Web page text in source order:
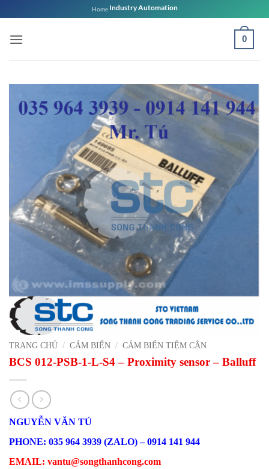
qua
nội
Home Industry Automation
0
TRANG CHỦ / CẢM BIẾN / CẢM BIẾN TIỆM CẬN
BCS 012-PSB-1-L-S4 – Proximity sensor – Balluff
NGUYỄN VĂN TÚ
PHONE: 035 964 3939 (ZALO) – 0914 141 944
EMAIL: vantu@songthanhcong.com